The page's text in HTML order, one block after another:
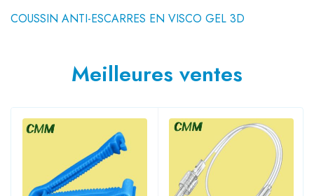
COUSSIN ANTI-ESCARRES EN VISCO GEL 3D
Meilleures ventes